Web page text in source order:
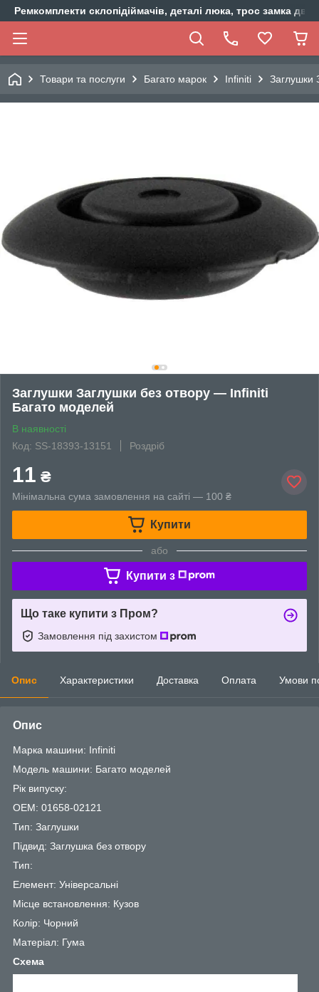
Ремкомплекти склопідіймачів, деталі люка, трос замка
Товари та послуги Багато марок Infiniti Заглушки
Заглушки Заглушки без отвору — Infiniti
Багато моделей
В наявності
Код: SS-18393-13151
Роздріб
11 ₴
Мінімальна сума замовлення на сайті — 100 ₴
Купити
або
Купити з
Що таке купити з Пром?
Замовлення під захистом
Опис Характеристики Доставка Оплата Умови
Опис
Марка машини: Infiniti
Модель машини: Багато моделей
Рік випуску:
OEM: 01658-02121
Тип: Заглушки
Підвид: Заглушка без отвору
Тип:
Елемент: Універсальні
Місце встановлення: Кузов
Колір: Чорний
Матеріал: Гума
Схема